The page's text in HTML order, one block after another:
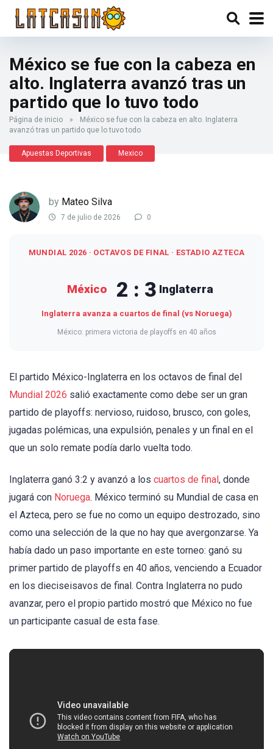
México se fue con la cabeza en
alto. Inglaterra avanzó tras un
partido que lo tuvo todo
Página de inicio »
México se fue con la cabeza en alto. Inglaterra
avanzó tras un partido que lo tuvo todo
Apuestas Deportivas Mexico
by Mateo Silva
7 de julio de 2026 0
MUNDIAL 2026 · OCTAVOS DE FINAL · ESTADIO AZTECA
México 2 : 3 Inglaterra
Inglaterra avanza a cuartos de final (vs Noruega)
México: primera victoria de playoffs en 40 años
El partido México-Inglaterra en los octavos de final del
Mundial 2026 salió exactamente como debe ser un gran
partido de playoffs: nervioso, ruidoso, brusco, con goles,
jugadas polémicas, una expulsión, penales y un final en el
que un solo remate podía darlo vuelta todo.
Inglaterra ganó 3:2 y avanzó a los cuartos de final, donde
jugará con Noruega. México terminó su Mundial de casa en
el Azteca, pero se fue no como un equipo destrozado, sino
como una selección de la que no hay que avergonzarse. Ya
había dado un paso importante en este torneo: ganó su
primer partido de playoffs en 40 años, venciendo a Ecuador
en los dieciseisavos de final. Contra Inglaterra no pudo
avanzar, pero el propio partido mostró que México no fue
un participante casual de esta fase.